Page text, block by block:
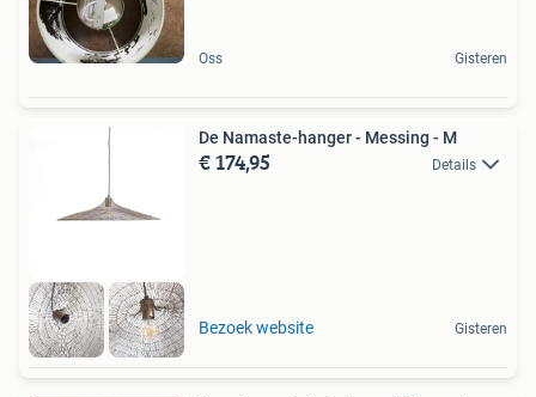
Oss Gisteren
De Namaste-hanger - Messing - M
€ 174,95 Details
Bezoek website Gisteren